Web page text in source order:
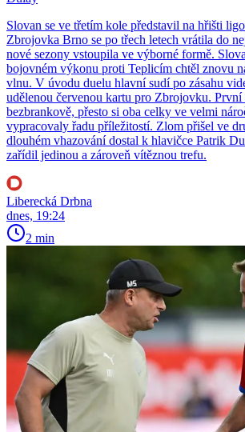
Slovan se ve třetím kole představil na hřišti
Zbrojovka Brno se po třech letech vrátila do
nové sezony vstoupila ve výborné formě.
bojovném výkonu proti Teplicím chtěl znovu
vlnu. V úvodu duelu hlavní sudí po zásahu
udělenou červenou kartu pro Zbrojovku. První
bezbrankově, přesto si oba celky ve velmi
vypracovaly řadu příležitostí. Zlom přišel ve
dlouhém vhazování dostal k hlavičce Patrik
zařídil jedinou a zároveň vítěznou trefu.
Liberecká Drbna
dnes, 19:24
2 min